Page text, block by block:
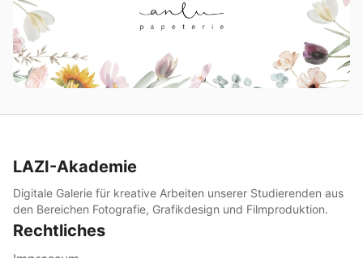
LAZI-Akademie
Digitale Galerie für kreative Arbeiten unserer Studierenden aus
den Bereichen Fotografie, Grafikdesign und Filmproduktion.
Rechtliches